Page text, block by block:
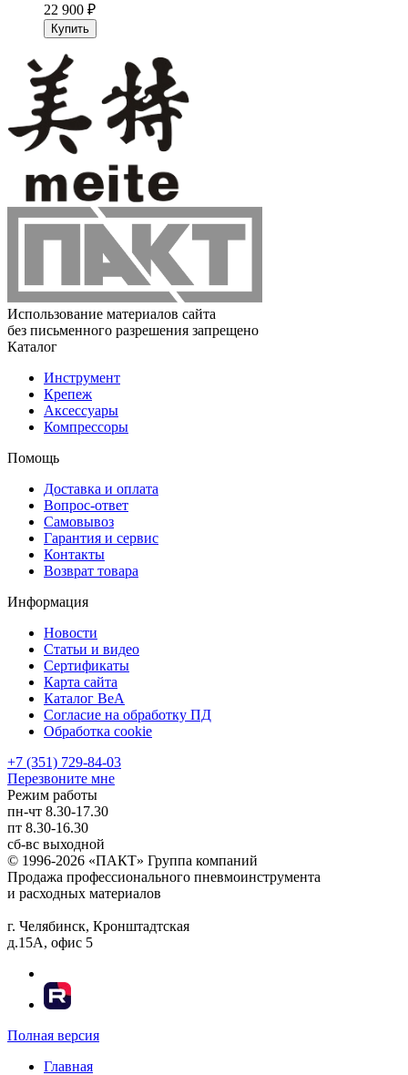
22 900 ₽
Купить
Использование материалов сайта
без письменного разрешения запрещено
Каталог
Инструмент
Крепеж
Аксессуары
Компрессоры
Помощь
Доставка и оплата
Вопрос-ответ
Самовывоз
Гарантия и сервис
Контакты
Возврат товара
Информация
Новости
Статьи и видео
Сертификаты
Карта сайта
Каталог BeA
Согласие на обработку ПД
Обработка cookie
+7 (351) 729-84-03
Перезвоните мне
Режим работы
пн-чт 8.30-17.30
пт 8.30-16.30
сб-вс выходной
© 1996-2026 «ПАКТ» Группа компаний
Продажа профессионального пневмоинструмента
и расходных материалов
г. Челябинск, Кронштадтская
д.15А, офис 5
Полная версия
Главная